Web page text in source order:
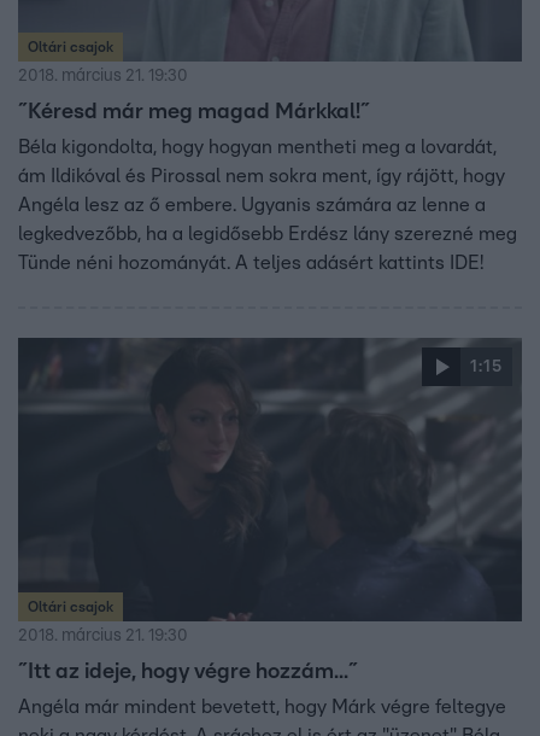
Oltári csajok
2018. március 21. 19:30
˝Kéresd már meg magad Márkkal!˝
Béla kigondolta, hogy hogyan mentheti meg a lovardát,
ám Ildikóval és Pirossal nem sokra ment, így rájött, hogy
Angéla lesz az ő embere. Ugyanis számára az lenne a
legkedvezőbb, ha a legidősebb Erdész lány szerezné meg
Tünde néni hozományát. A teljes adásért kattints IDE!
1:15
Oltári csajok
2018. március 21. 19:30
˝Itt az ideje, hogy végre hozzám...˝
Angéla már mindent bevetett, hogy Márk végre feltegye